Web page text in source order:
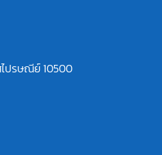
ปรษณีย์ 10500